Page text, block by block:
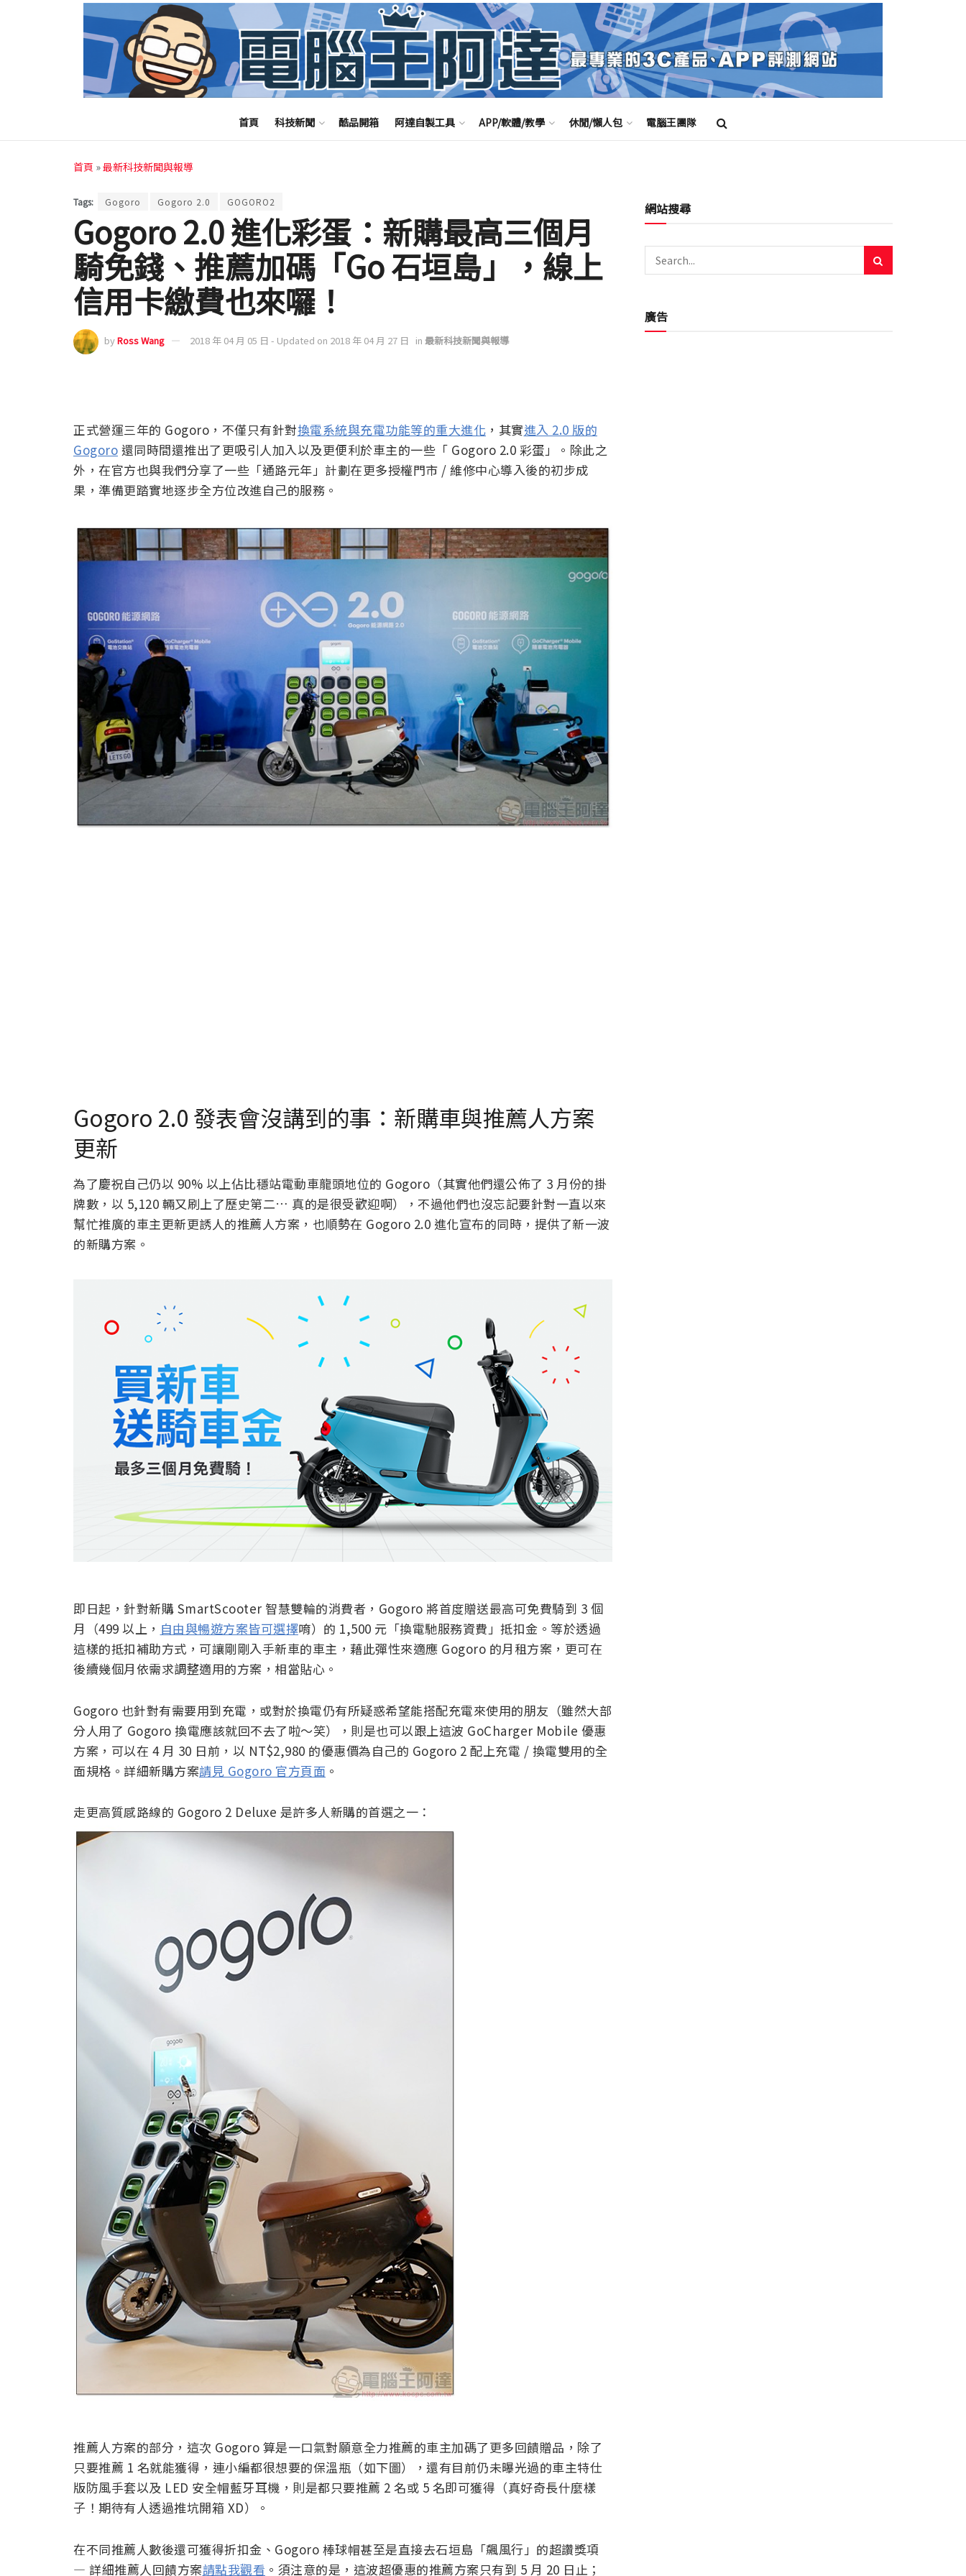
首頁 科技新聞 酷品開箱 阿達自製工具 APP/軟體/教學 休閒/懶人包 電腦王團隊
首頁 »最新科技新聞與報導
Tags: Gogoro Gogoro 2.0 GOGORO2
Gogoro 2.0 進化彩蛋：新購最高三個月
騎免錢、推薦加碼「Go 石垣島」，線上
信用卡繳費也來囉！
byRoss Wang 2018 年 04 月 05 日 - Updated on 2018 年 04 月 27 日 in 最新科技新聞與報導
正式營運三年的 Gogoro，不僅只有針對換電系統與充電功能等的重大進化 ，其實進入 2.0 版的
Gogoro 還同時間還推出了更吸引人加入以及更便利於車主的一些「 Gogoro 2.0 彩蛋」。除此之
外，在官方也與我們分享了一些「通路元年」計劃在更多授權門市 / 維修中心導入後的初步成
果，準備更踏實地逐步全方位改進自己的服務。
Gogoro 2.0 發表會沒講到的事：新購車與推薦人方案
更新
為了慶祝自己仍以 90% 以上佔比穩站電動車龍頭地位的 Gogoro（其實他們還公佈了 3 月份的掛
牌數，以 5,120 輛又刷上了歷史第二… 真的是很受歡迎啊），不過他們也沒忘記要針對一直以來
幫忙推廣的車主更新更誘人的推薦人方案，也順勢在 Gogoro 2.0 進化宣布的同時，提供了新一波
的新購方案。
即日起，針對新購 SmartScooter 智慧雙輪的消費者，Gogoro 將首度贈送最高可免費騎到 3 個
月（499 以上， 自由與暢遊方案皆可選擇唷）的 1,500 元「換電馳服務資費」抵扣金。等於透過
這樣的抵扣補助方式，可讓剛剛入手新車的車主，藉此彈性來適應 Gogoro 的月租方案，更可在
後續幾個月依需求調整適用的方案，相當貼心。
Gogoro 也針對有需要用到充電，或對於換電仍有所疑惑希望能搭配充電來使用的朋友（雖然大部
分人用了 Gogoro 換電應該就回不去了啦～笑），則是也可以跟上這波 GoCharger Mobile 優惠
方案，可以在 4 月 30 日前，以 NT$2,980 的優惠價為自己的 Gogoro 2 配上充電 / 換電雙用的全
面規格。詳細新購方案請見 Gogoro 官方頁面 。
走更高質感路線的 Gogoro 2 Deluxe 是許多人新購的首選之一：
推薦人方案的部分，這次 Gogoro 算是一口氣對願意全力推薦的車主加碼了更多回饋贈品，除了
只要推薦 1 名就能獲得，連小編都很想要的保溫瓶（如下圖），還有目前仍未曝光過的車主特仕
版防風手套以及 LED 安全帽藍牙耳機，則是都只要推薦 2 名或 5 名即可獲得（真好奇長什麼樣
子！期待有人透過推坑開箱 XD）。
在不同推薦人數後還可獲得折扣金、Gogoro 棒球帽甚至是直接去石垣島「飆風行」的超讚獎項
— 詳細推薦人回饋方案請點我觀看 。須注意的是，這波超優惠的推薦方案只有到 5 月 20 日止；
網站搜尋
廣告